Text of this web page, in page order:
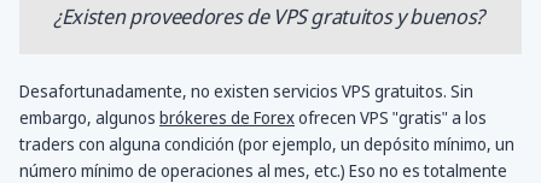
¿Existen proveedores de VPS gratuitos y buenos?
Desafortunadamente, no existen servicios VPS gratuitos. Sin
embargo, algunos brókeres de Forexofrecen VPS "gratis" a los
traders con alguna condición (por ejemplo, un depósito mínimo, un
número mínimo de operaciones al mes, etc.) Eso no es totalmente